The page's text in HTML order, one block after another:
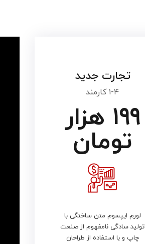
تجارت جدید
۱-۴ کارمند
۱۹۹ هزار
تومان
لورم ایپسوم متن ساختگی با
تولید سادگی نامفهوم از صنعت
چاپ و با استفاده از طراحان